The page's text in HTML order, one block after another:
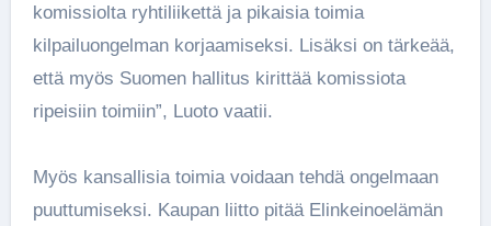
komissiolta ryhtiliikettä ja pikaisia toimia
kilpailuongelman korjaamiseksi. Lisäksi on tärkeää,
että myös Suomen hallitus kirittää komissiota
ripeisiin toimiin”, Luoto vaatii.
Myös kansallisia toimia voidaan tehdä ongelmaan
puuttumiseksi. Kaupan liitto pitää Elinkeinoelämän